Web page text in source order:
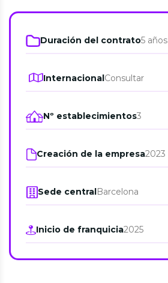
Duración del contrato5 años
InternacionalConsultar
Nº establecimientos3
Creación de la empresa2023
Sede centralBarcelona
Inicio de franquicia2025